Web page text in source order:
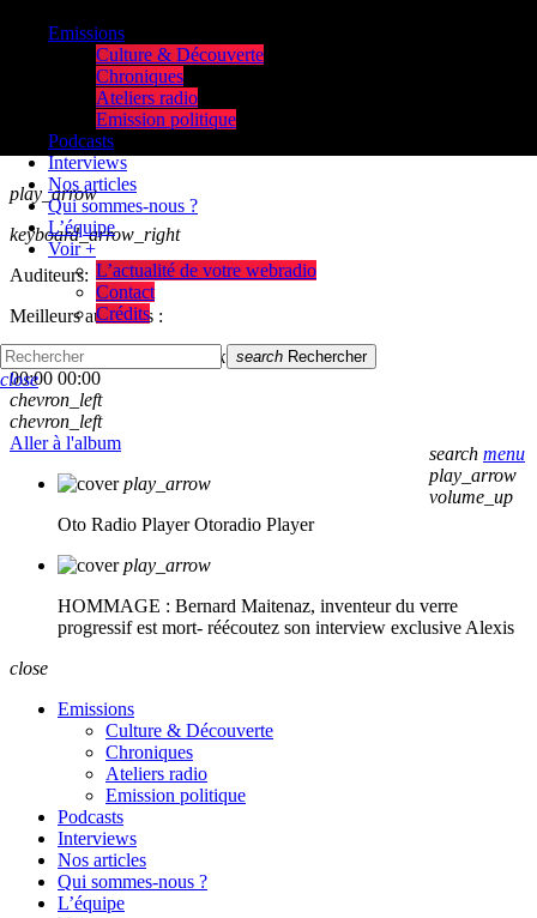
play_arrow
keyboard_arrow_right
Auditeurs:
Meilleurs auditeurs :
skip_previous
skip_next
00:00 00:00
chevron_left
chevron_left
Aller à l'album
play_arrow
Oto Radio Player Otoradio Player
play_arrow
HOMMAGE : Bernard Maitenaz, inventeur du verre
progressif est mort- réécoutez son interview exclusive Alexis
Emissions
Culture & Découverte
Chroniques
Ateliers radio
Emission politique
Podcasts
Interviews
Nos articles
Qui sommes-nous ?
L’équipe
Voir +
L’actualité de votre webradio
Contact
Crédits
search menu
play_arrow
volume_up
search Rechercher
close
close
Emissions
Culture & Découverte
Chroniques
Ateliers radio
Emission politique
Podcasts
Interviews
Nos articles
Qui sommes-nous ?
L’équipe